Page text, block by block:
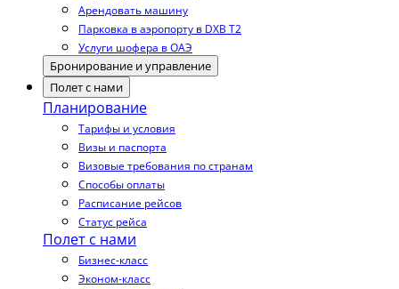
Арендовать машину
Парковка в аэропорту в DXB T2
Услуги шофера в ОАЭ
Бронирование и управление
Полет с нами
Планирование
Тарифы и условия
Визы и паспорта
Визовые требования по странам
Способы оплаты
Расписание рейсов
Статус рейса
Полет с нами
Бизнес-класс
Эконом-класс